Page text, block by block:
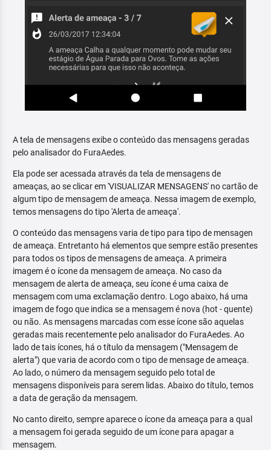
A tela de mensagens exibe o conteúdo das mensagens geradas
pelo analisador do FuraAedes.
Ela pode ser acessada através da tela de mensagens de
ameaças, ao se clicar em 'VISUALIZAR MENSAGENS' no cartão de
algum tipo de mensagem de ameaça. Nessa imagem de exemplo,
temos mensagens do tipo 'Alerta de ameaça'.
O conteúdo das mensagens varia de tipo para tipo de mensagen
de ameaça. Entretanto há elementos que sempre estão presentes
para todos os tipos de mensagens de ameaça. A primeira
imagem é o ícone da mensagem de ameaça. No caso da
mensagem de alerta de ameaça, seu ícone é uma caixa de
mensagem com uma exclamação dentro. Logo abaixo, há uma
imagem de fogo que indica se a mensagem é nova (hot - quente)
ou não. As mensagens marcadas com esse ícone são aquelas
geradas mais recentemente pelo analisador do FuraAedes. Ao
lado de tais ícones, há o título da mensagem ("Mensagem de
alerta") que varia de acordo com o tipo de mensage de ameaça.
Ao lado, o número da mensagem seguido pelo total de
mensagens disponíveis para serem lidas. Abaixo do título, temos
a data de geração da mensagem.
No canto direito, sempre aparece o ícone da ameaça para a qual
a mensagem foi gerada seguido de um ícone para apagar a
mensagem.